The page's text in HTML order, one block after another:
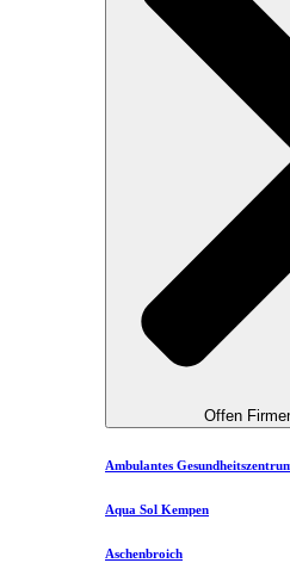
Offen
Ambulantes
Aqua Sol Kempen
Aschenbroich